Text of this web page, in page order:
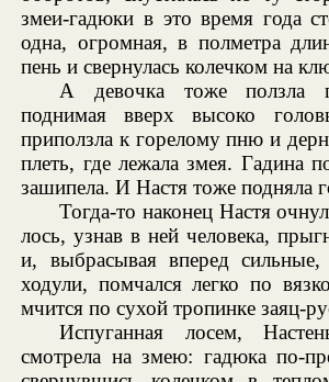
змеи-гадюки в это время года
одна, огромная, в полметра
пень и свернулась колечком на
А девочка тоже ползла
поднимая вверх высоко
приползла к горелому пню и
плеть, где лежала змея. Гадина
зашипела. И Настя тоже подняла
Тогда-то наконец Настя
лось, узнав в ней человека,
и, выбрасывая вперед
ходули, помчался легко по
мчится по сухой тропинке заяц-
Испуганная лосем,
смотрела на змею: гадюка по-